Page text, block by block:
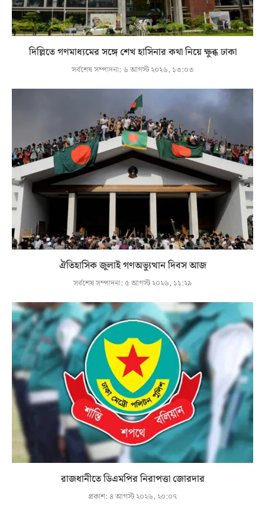
দিল্লিতে গণমাধ্যমের সঙ্গে শেখ হাসিনার কথা নিয়ে ক্ষুব্ধ ঢাকা
সর্বশেষ সম্পাদনা: ৬ আগস্ট ২০২৬, ১৩:০৩
ঐতিহাসিক জুলাই গণঅভ্যুত্থান দিবস আজ
সর্বশেষ সম্পাদনা: ৫ আগস্ট ২০২৬, ১১:২৯
রাজধানীতে ডিএমপির নিরাপত্তা জোরদার
প্রকাশ: ৪ আগস্ট ২০২৬, ২০:০৭